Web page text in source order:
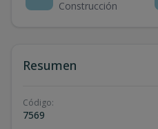
Construcción
Resumen
Código:
7569